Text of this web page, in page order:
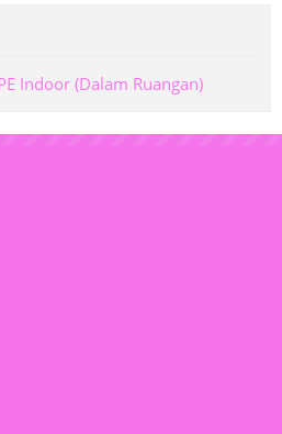
Indoor (Dalam Ruangan)